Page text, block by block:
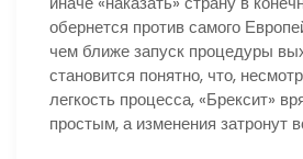
обернется против самого
чем ближе запуск процедуры
становится понятно, что,
легкость процесса, «Брексит»
простым, а изменения затронут